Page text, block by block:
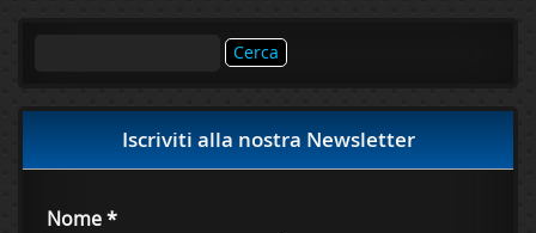
Iscriviti alla nostra Newsletter
Nome*